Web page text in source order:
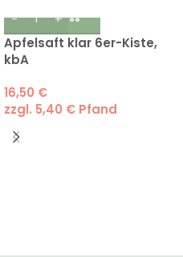
Apfelsaft klar 6er-Kiste,
kbA
16,50 €
zzgl. 5,40 € Pfand